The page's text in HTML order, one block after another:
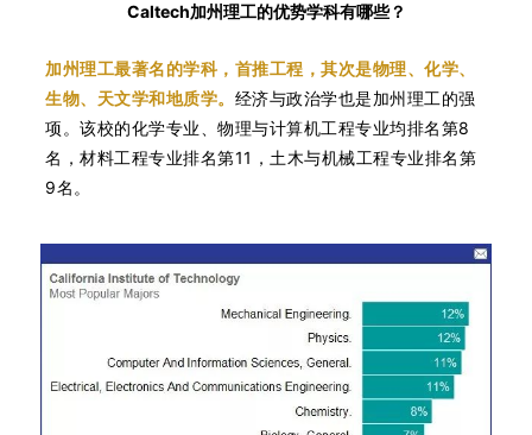
Caltech加州理工的优势学科有哪些？
加州理工最著名的学科，首推工程，其次是物理、化学、
生物、天文学和地质学。 经济与政治学也是加州理工的强
项。该校的化学专业、物理与计算机工程专业均排名第8
名，材料工程专业排名第11，土木与机械工程专业排名第
9名。